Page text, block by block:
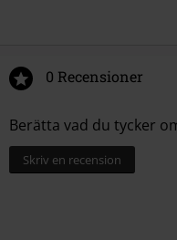
0 Recensioner
Berätta vad du tycker
Skriv en recension